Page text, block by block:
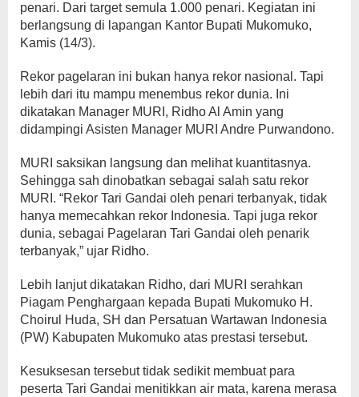
penari. Dari target semula 1.000 penari. Kegiatan ini
berlangsung di lapangan Kantor Bupati Mukomuko,
Kamis (14/3).
Rekor pagelaran ini bukan hanya rekor nasional. Tapi
lebih dari itu mampu menembus rekor dunia. Ini
dikatakan Manager MURI, Ridho Al Amin yang
didampingi Asisten Manager MURI Andre Purwandono.
MURI saksikan langsung dan melihat kuantitasnya.
Sehingga sah dinobatkan sebagai salah satu rekor
MURI. “Rekor Tari Gandai oleh penari terbanyak, tidak
hanya memecahkan rekor Indonesia. Tapi juga rekor
dunia, sebagai Pagelaran Tari Gandai oleh penarik
terbanyak,” ujar Ridho.
Lebih lanjut dikatakan Ridho, dari MURI serahkan
Piagam Penghargaan kepada Bupati Mukomuko H.
Choirul Huda, SH dan Persatuan Wartawan Indonesia
(PW) Kabupaten Mukomuko atas prestasi tersebut.
Kesuksesan tersebut tidak sedikit membuat para
peserta Tari Gandai menitikkan air mata, karena merasa